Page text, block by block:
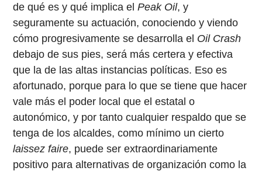
de qué es y qué implica elPeak Oil, y
seguramente su actuación, conociendo y viendo
cómo progresivamente se desarrolla el Oil Crash
debajo de sus pies, será más certera y efectiva
que la de las altas instancias políticas. Eso es
afortunado, porque para lo que se tiene que hacer
vale más el poder local que el estatal o
autonómico, y por tanto cualquier respaldo que se
tenga de los alcaldes, como mínimo un cierto
laissez faire, puede ser extraordinariamente
positivo para alternativas de organización como la